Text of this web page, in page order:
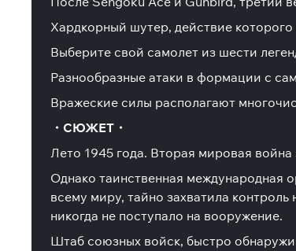
Хардкорный шутер, действие
Выберите свой самолет из шести
Разнообразные атаки в формации с
Вражеские силы располагают
・СЮЖЕТ・
Лето 1945 года. Вторая мировая
Однако таинственная международная
всему миру, тайно захватила
никогда не поступало на вооружение.
Штаб союзных войск, быстро